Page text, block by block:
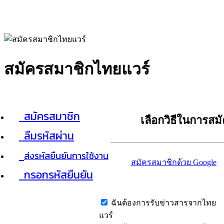
สมัครสมาชิกไทยแวร์
สมัครสมาชิก
ลืมรหัสผ่าน
ส่งรหัสยืนยันการใช้งาน
กรอกรหัสยืนยัน
เลือกวิธีในการส
สมัครสมาชิกด้วย Google
ฉันต้องการรับข่าวสารจากไทย
แวร์